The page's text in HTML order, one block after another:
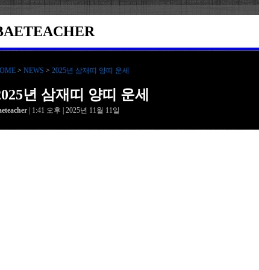
> NEWS > 2025년 삼재띠 양띠 운세
년 삼재띠 양띠 운세
| 1:41 오후 | 2025년 11월 11일